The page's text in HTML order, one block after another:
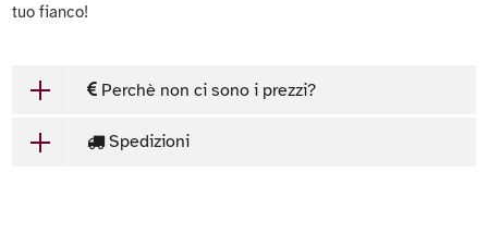
tuo fianco!
Perchè non ci sono i prezzi?
Spedizioni